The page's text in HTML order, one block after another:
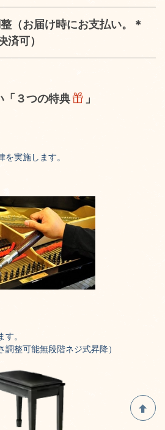
（お届け時にお支払い。＊
可）
「３つの特典 」
実施します。
。
調整可能無段階ネジ式昇降）